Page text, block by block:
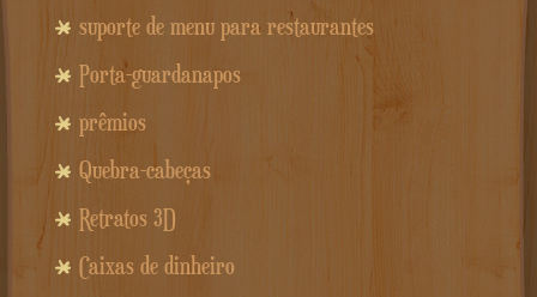
suporte de menu para restaurantes
Porta-guardanapos
prêmios
Quebra-cabeças
Retratos 3D
Caixas de dinheiro